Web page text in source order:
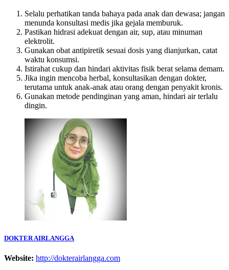
Selalu perhatikan tanda bahaya pada anak dan dewasa; jangan
menunda konsultasi medis jika gejala memburuk.
Pastikan hidrasi adekuat dengan air, sup, atau minuman
elektrolit.
Gunakan obat antipiretik sesuai dosis yang dianjurkan, catat
waktu konsumsi.
Istirahat cukup dan hindari aktivitas fisik berat selama demam.
Jika ingin mencoba herbal, konsultasikan dengan dokter,
terutama untuk anak-anak atau orang dengan penyakit kronis.
Gunakan metode pendinginan yang aman, hindari air terlalu
dingin.
DOKTER AIRLANGGA
Website: http://dokterairlangga.com